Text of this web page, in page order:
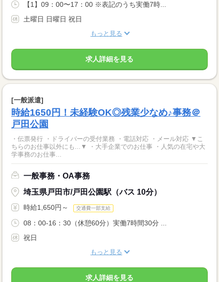
【1】09：00〜17：00 ※表記のうち実働7時...
土曜日 日曜日 祝日
もっと見る
求人詳細を見る
[一般派遣]
時給1650円！未経験OK◎残業少なめ♪事務＠
戸田公園
・伝票発行 ・ドライバーの受付業務 ・電話対応 ・メール対応 ▼こ
ちらのお仕事以外にも...▼ ・大手企業でのお仕事 ・人気の在宅や大
学事務のお仕事...
一般事務・OA事務
埼玉県戸田市/戸田公園駅（バス 10分）
時給1,650円～ 交通費一部支給
08：00-16：30（休憩60分）実働7時間30分 ...
祝日
もっと見る
求人詳細を見る